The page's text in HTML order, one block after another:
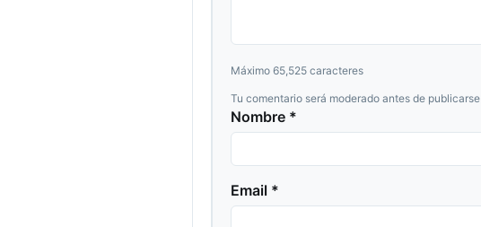
Máximo 65,525 caracteres
Tu comentario será moderado antes de publicarse
Nombre *
Email *